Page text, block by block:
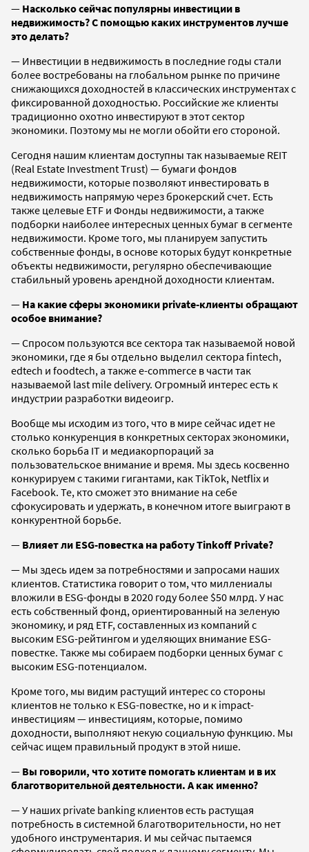
— Насколько сейчас популярны инвестиции в
недвижимость? С помощью каких инструментов лучше
это делать?
— Инвестиции в недвижимость в последние годы стали
более востребованы на глобальном рынке по причине
снижающихся доходностей в классических инструментах с
фиксированной доходностью. Российские же клиенты
традиционно охотно инвестируют в этот сектор
экономики. Поэтому мы не могли обойти его стороной.
Сегодня нашим клиентам доступны так называемые REIT
(Real Estate Investment Trust) — бумаги фондов
недвижимости, которые позволяют инвестировать в
недвижимость напрямую через брокерский счет. Есть
также целевые ETF и Фонды недвижимости, а также
подборки наиболее интересных ценных бумаг в сегменте
недвижимости. Кроме того, мы планируем запустить
собственные фонды, в основе которых будут конкретные
объекты недвижимости, регулярно обеспечивающие
стабильный уровень арендной доходности клиентам.
— На какие сферы экономики private-клиенты обращают
особое внимание?
— Спросом пользуются все сектора так называемой новой
экономики, где я бы отдельно выделил сектора fintech,
edtech и foodtech, а также e-commerce в части так
называемой last mile delivery. Огромный интерес есть к
индустрии разработки видеоигр.
Вообще мы исходим из того, что в мире сейчас идет не
столько конкуренция в конкретных секторах экономики,
сколько борьба IT и медиакорпораций за
пользовательское внимание и время. Мы здесь косвенно
конкурируем с такими гигантами, как TikTok, Netflix и
Facebook. Те, кто сможет это внимание на себе
сфокусировать и удержать, в конечном итоге выиграют в
конкурентной борьбе.
— Влияет ли ESG-повестка на работу Tinkoff Private?
— Мы здесь идем за потребностями и запросами наших
клиентов. Статистика говорит о том, что миллениалы
вложили в ESG-фонды в 2020 году более $50 млрд. У нас
есть собственный фонд, ориентированный на зеленую
экономику, и ряд ETF, составленных из компаний с
высоким ESG-рейтингом и уделяющих внимание ESG-
повестке. Также мы собираем подборки ценных бумаг с
высоким ESG-потенциалом.
Кроме того, мы видим растущий интерес со стороны
клиентов не только к ESG-повестке, но и к impact-
инвестициям — инвестициям, которые, помимо
доходности, выполняют некую социальную функцию. Мы
сейчас ищем правильный продукт в этой нише.
— Вы говорили, что хотите помогать клиентам и в их
благотворительной деятельности. А как именно?
— У наших private banking клиентов есть растущая
потребность в системной благотворительности, но нет
удобного инструментария. И мы сейчас пытаемся